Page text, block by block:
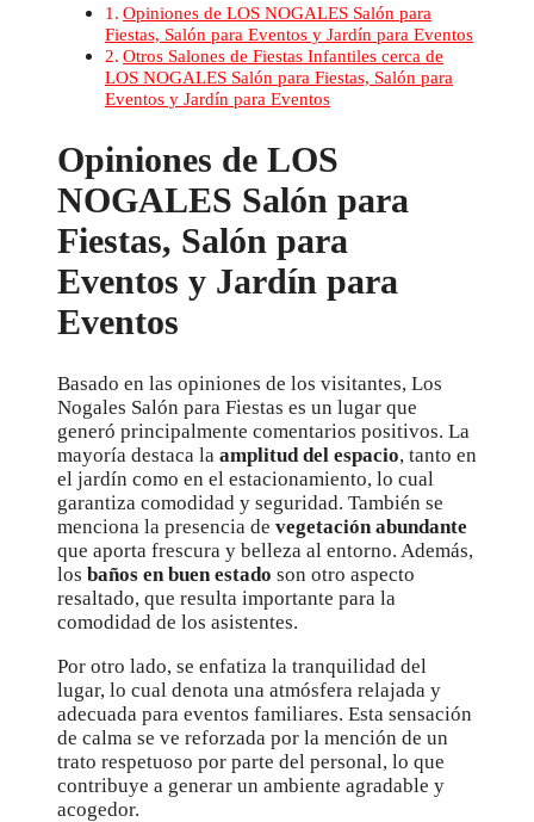
Opiniones de LOS NOGALES Salón para
Fiestas, Salón para Eventos y Jardín para Eventos
Otros Salones de Fiestas Infantiles cerca de
LOS NOGALES Salón para Fiestas, Salón para
Eventos y Jardín para Eventos
Opiniones de LOS
NOGALES Salón para
Fiestas, Salón para
Eventos y Jardín para
Eventos
Basado en las opiniones de los visitantes, Los
Nogales Salón para Fiestas es un lugar que
generó principalmente comentarios positivos. La
mayoría destaca la amplitud del espacio, tanto en
el jardín como en el estacionamiento, lo cual
garantiza comodidad y seguridad. También se
menciona la presencia de vegetación abundante
que aporta frescura y belleza al entorno. Además,
los baños en buen estado son otro aspecto
resaltado, que resulta importante para la
comodidad de los asistentes.
Por otro lado, se enfatiza la tranquilidad del
lugar, lo cual denota una atmósfera relajada y
adecuada para eventos familiares. Esta sensación
de calma se ve reforzada por la mención de un
trato respetuoso por parte del personal, lo que
contribuye a generar un ambiente agradable y
acogedor.